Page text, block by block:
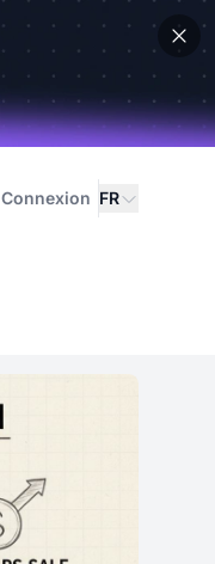
Connexion FR